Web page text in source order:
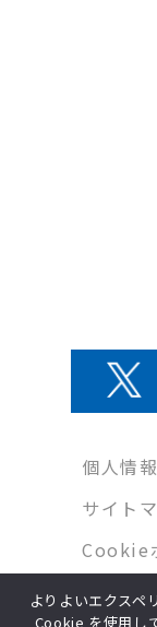
個人情
サイト
Cookie
よりよいエクスペ
Cookie を使用し